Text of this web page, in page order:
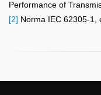
Performance of
[2] Norma IEC 62305-1,